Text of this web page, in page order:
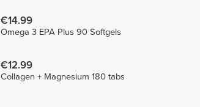
€14.99
Omega 3 EPA Plus 90 Softgels
€12.99
Collagen + Magnesium 180 tabs